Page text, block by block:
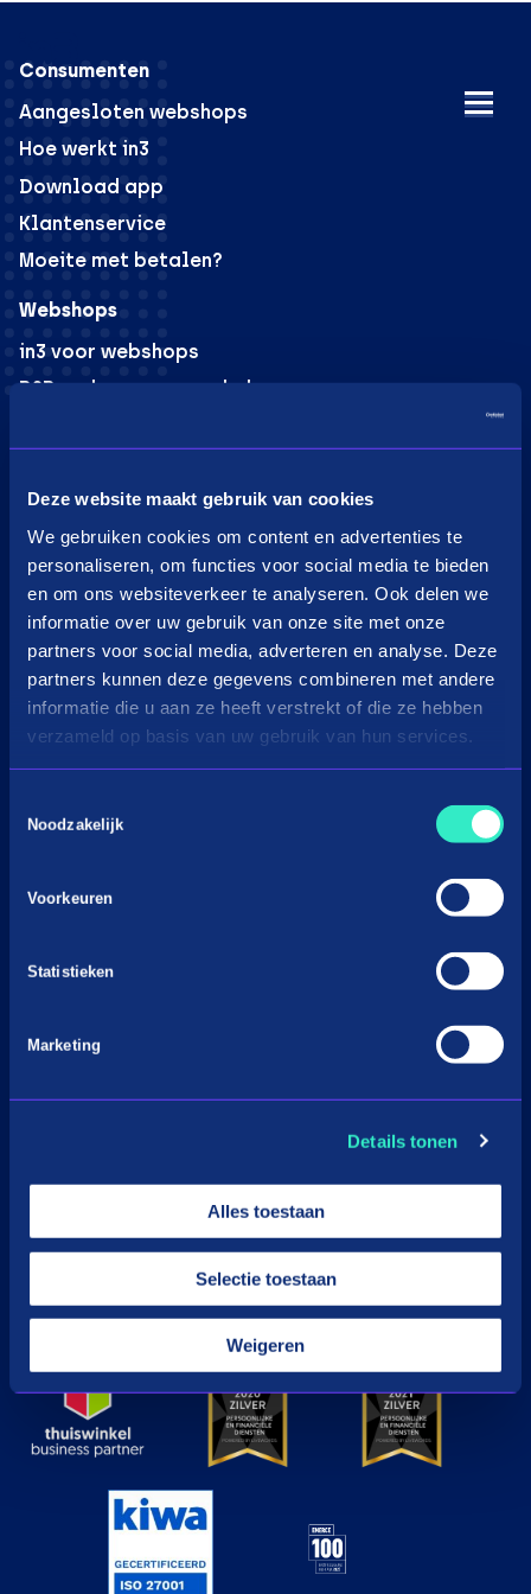
Deze website maakt gebruik van cookies
We gebruiken cookies om content en advertenties te
personaliseren, om functies voor social media te bieden
en om ons websiteverkeer te analyseren. Ook delen we
informatie over uw gebruik van onze site met onze
partners voor social media, adverteren en analyse. Deze
partners kunnen deze gegevens combineren met andere
informatie die u aan ze heeft verstrekt of die ze hebben
verzameld op basis van uw gebruik van hun services.
Noodzakelijk
Voorkeuren
Statistieken
Marketing
Details tonen
Alles toestaan
Selectie toestaan
Weigeren
Consumenten
Aangesloten webshops
Hoe werkt in3
Download app
Klantenservice
Moeite met betalen?
Webshops
in3 voor webshops
B2B verkoop voor webshops
Marketing materiaal
in3 omzetcalculator
Merchant support
Over Payin3
Over in3
Vacatures
Nieuws & Media
Voorwaarden
Privacyverklaringen
Cookiebeleid
Google Play Apple
© in3 - 2026 All rights reserverd